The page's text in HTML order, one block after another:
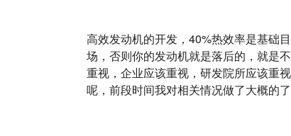
高效发动机的开发，40%热效率是基础
场，否则你的发动机就是落后的，就是
重视，企业应该重视，研发院所应该重
呢，前段时间我对相关情况做了大概的了